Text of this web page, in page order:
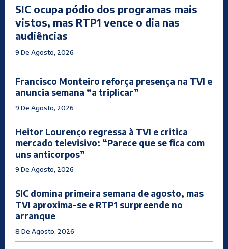
SIC ocupa pódio dos programas mais
vistos, mas RTP1 vence o dia nas
audiências
9 De Agosto, 2026
Francisco Monteiro reforça presença na TVI e
anuncia semana “a triplicar”
9 De Agosto, 2026
Heitor Lourenço regressa à TVI e critica
mercado televisivo: “Parece que se fica com
uns anticorpos”
9 De Agosto, 2026
SIC domina primeira semana de agosto, mas
TVI aproxima-se e RTP1 surpreende no
arranque
8 De Agosto, 2026